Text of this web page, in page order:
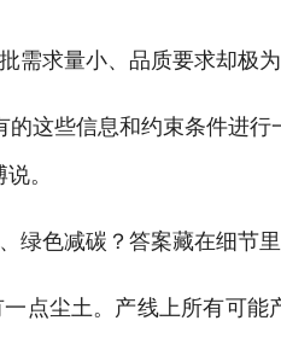
求量小、品质要求却极为
些信息和约束条件进行
。
色减碳？答案藏在细节里
尘土。产线上所有可能